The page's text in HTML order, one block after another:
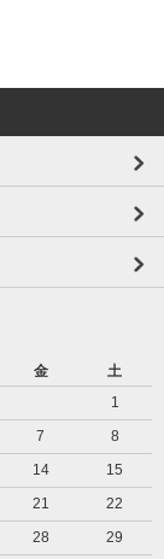
金
土
1
7
8
14
15
21
22
28
29